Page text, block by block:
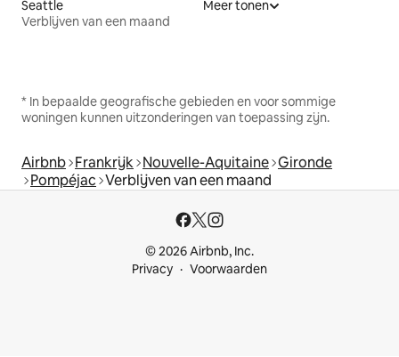
Seattle
Verblijven van een maand
Meer tonen
* In bepaalde geografische gebieden en voor sommige
woningen kunnen uitzonderingen van toepassing zijn.
Airbnb Frankrijk Nouvelle-Aquitaine Gironde
Pompéjac Verblijven van een maand
© 2026 Airbnb, Inc.
Privacy
Voorwaarden